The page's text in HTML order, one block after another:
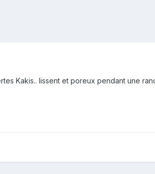
Kakis.. lissent et poreux pendant une